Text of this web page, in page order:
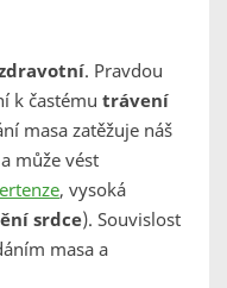
. Pravdou
k častému trávení
masa zatěžuje náš
a může vést
, vysoká
srdce). Souvislost
masa a